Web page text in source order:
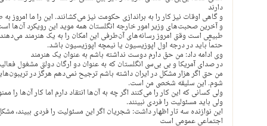
دارند
و گاهی اوقات نیز کار را به براندازی حکومت نیز می‌کشانند. این را ما امروز
و آخرین صحبت‌های وزیر امور خارجه انگلستان همه موید این رویکرد آن‌ها
طبیعی است وقتی امروز رسانه‌های آن‌طرفی این امکان را به یک هنرمند
حتماً باید در درجه اول اپوزیسیون یا نیمچه اپوزیسیون باشد.
وی ادامه داد: من حق دارم دوست نداشته باشم به عنوان یک هنرمند
در صدای آمریکا و بی بی‌سی انگلستان که به عنوان دو ارگان دولتی مشغول
من حتی اگر هزار مشکل در ایران داشته باشم ترجیح نمی‌دهم هرگز در
شوم. این سلیقه شخصی من است.
ولی کسانی که این کار را می‌کنند اگر چه به آن‌ها انتقاد دارم اما کار آن‌ها
ولی باید مسئولیت را فردی نبینند.
این نوازنده سه تار اظهار داشت: شجریان اگر این مسئولیت را فردی
اجتماعی عمومی است